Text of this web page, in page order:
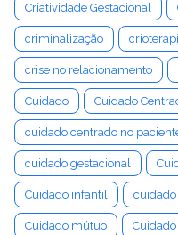
Criatividade Gestacional
criminalização
crise no relacionamento
Cuidado Cuidado
cuidado centrado no
cuidado gestacional
Cuidado infantil
Cuidado mútuo